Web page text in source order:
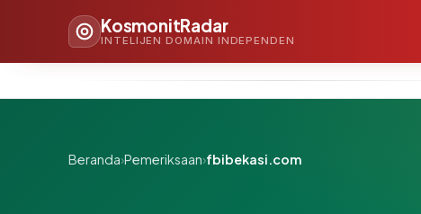
KosmonitRadar
INTELIJEN DOMAIN INDEPENDEN
Beranda›Pemeriksaan›fbibekasi.com